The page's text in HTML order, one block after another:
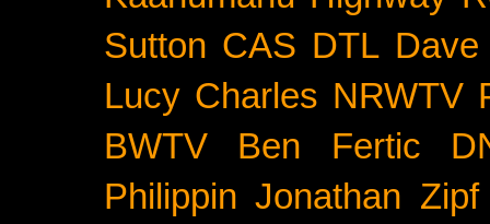
Sutton CAS DTL
Lucy Charles NRWTV
BWTV
Ben Fertic
Philippin Jonathan Zipf